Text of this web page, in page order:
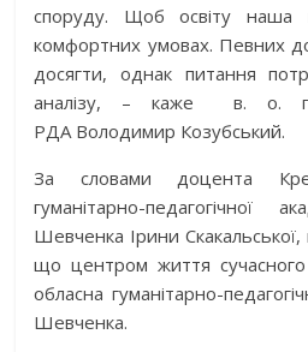
споруду. Щоб освіту наша
комфортних умовах. Певних
досягти, однак питання
аналізу, – каже в. о.
РДА Володимир Козубський.
За словами доцента
гуманітарно-педагогічної
Шевченка Ірини
що центром життя
обласна гуманітарно-
Шевченка.